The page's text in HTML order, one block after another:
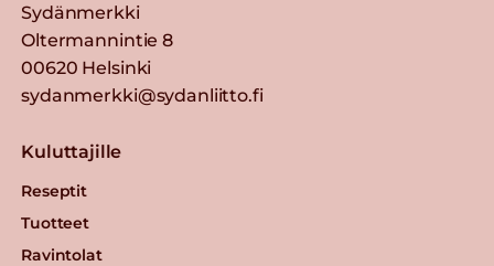
Sydänmerkki
Oltermannintie 8
00620 Helsinki
sydanmerkki@sydanliitto.fi
Kuluttajille
Reseptit
Tuotteet
Ravintolat